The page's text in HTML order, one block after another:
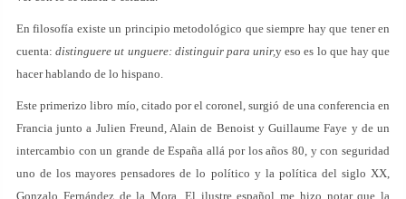
En filosofía existe un principio metodológico que siempre hay que tener en
cuenta:distinguere ut unguere: distinguir para unir,y eso es lo que hay que
hacer hablando de lo hispano.
Este primerizo libro mío, citado por el coronel, surgió de una conferencia en
Francia junto a Julien Freund, Alain de Benoist y Guillaume Faye y de un
intercambio con un grande de España allá por los años 80, y con seguridad
uno de los mayores pensadores de lo político y la política del siglo XX,
Gonzalo Fernández de la Mora. El ilustre español me hizo notar que la